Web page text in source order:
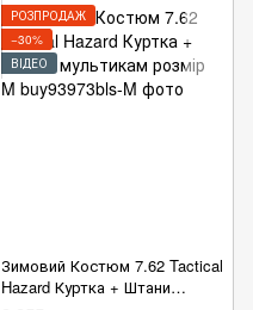
РОЗПРОДАЖ
−30%
ВІДЕО
Зимовий Костюм 7.62 Tactical
Hazard Куртка + Штани